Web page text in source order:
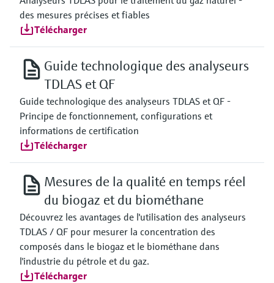
des mesures précises et fiables
Télécharger
Guide technologique des analyseurs
TDLAS et QF
Guide technologique des analyseurs TDLAS et QF -
Principe de fonctionnement, configurations et
informations de certification
Télécharger
Mesures de la qualité en temps réel
du biogaz et du biométhane
Découvrez les avantages de l'utilisation des analyseurs
TDLAS / QF pour mesurer la concentration des
composés dans le biogaz et le biométhane dans
l'industrie du pétrole et du gaz.
Télécharger